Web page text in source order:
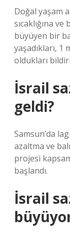
Doğal yaşam
sıcaklığına
büyüyen bir
yaşadıkları, 1
oldukları
İsrail
geldi?
Samsun’da
azaltma ve
projesi
başlandı.
İsrail